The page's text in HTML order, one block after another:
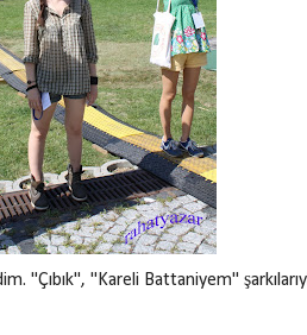
"Çıbık", "Kareli Battaniyem"